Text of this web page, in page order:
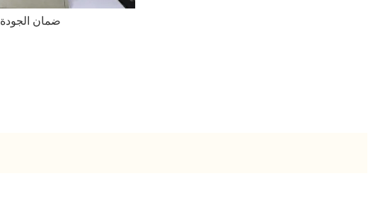
ضمان الجودة